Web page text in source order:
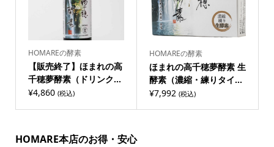
HOMAREの酵素
【販売終了】ほまれの高
千穂夢酵素（ドリンク...
¥4,860 (税込)
HOMAREの酵素
ほまれの高千穂夢酵素 生
酵素（濃縮・練りタイ...
¥7,992 (税込)
HOMARE本店のお得・安心